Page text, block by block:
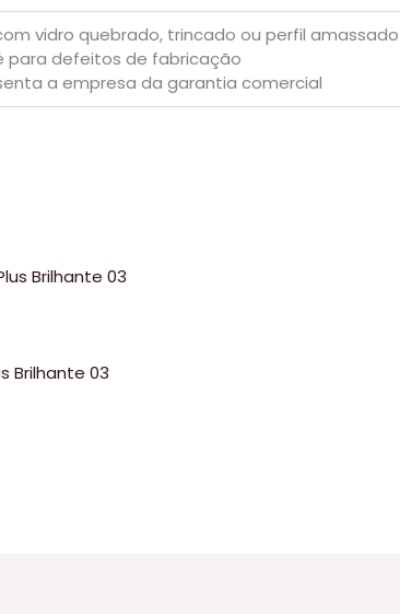
vidro quebrado, trincado ou perfil amassado
para defeitos de fabricação
a empresa da garantia comercial
Brilhante 03